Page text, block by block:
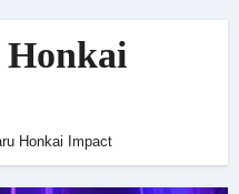
Honkai
Honkai Impact